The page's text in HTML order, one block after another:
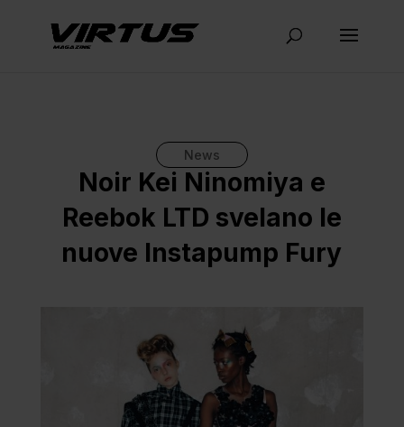
News
Noir Kei Ninomiya e
Reebok LTD svelano le
nuove Instapump Fury